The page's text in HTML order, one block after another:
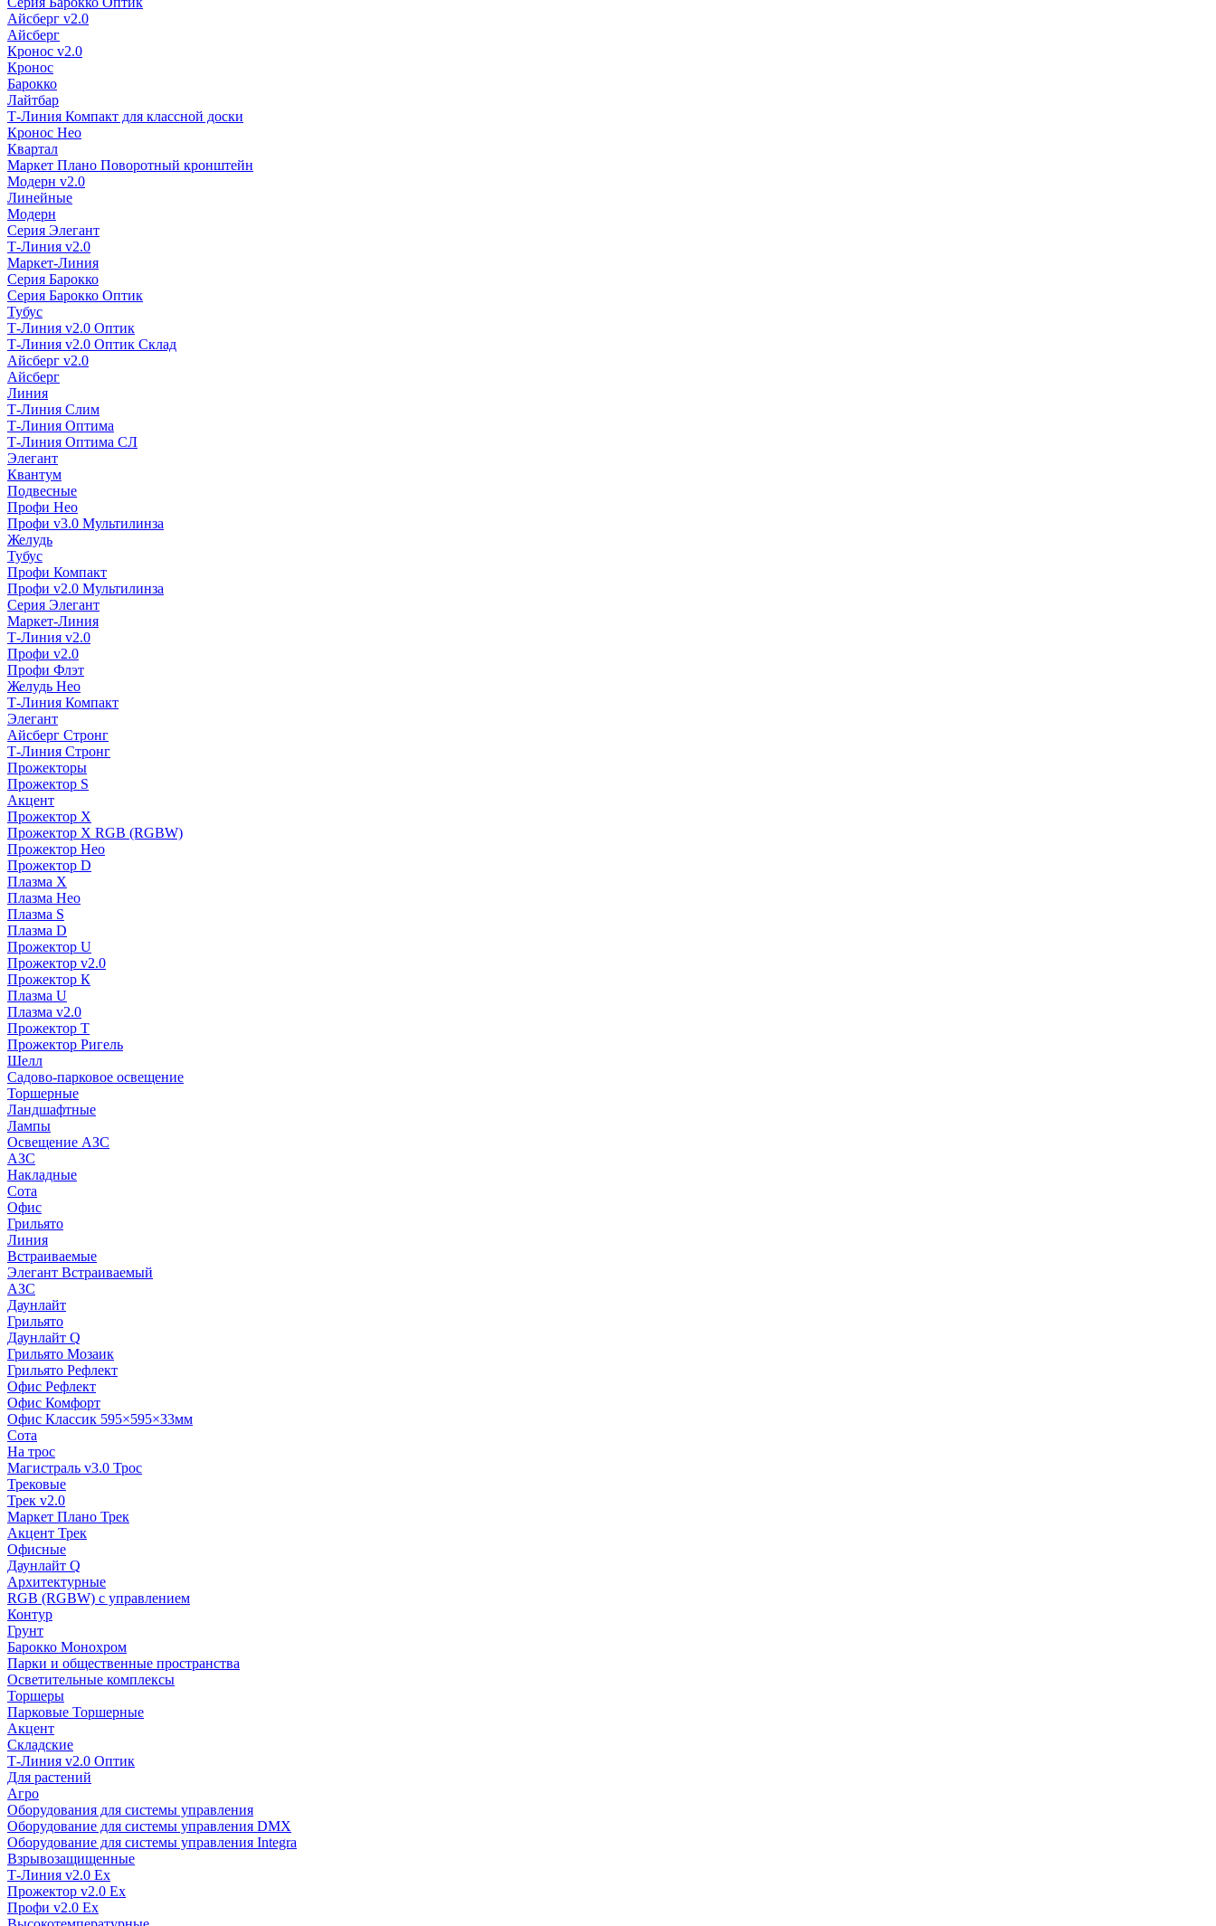
Айсберг v2.0
Айсберг
Кронос v2.0
Кронос
Барокко
Лайтбар
Т-Линия Компакт для классной доски
Кронос Нео
Квартал
Маркет Плано Поворотный кронштейн
Модерн v2.0
Линейные
Модерн
Серия Элегант
Т-Линия v2.0
Маркет-Линия
Серия Барокко
Серия Барокко Оптик
Тубус
Т-Линия v2.0 Оптик
Т-Линия v2.0 Оптик Склад
Айсберг v2.0
Айсберг
Линия
Т-Линия Слим
Т-Линия Оптима
Т-Линия Оптима СЛ
Элегант
Квантум
Подвесные
Профи Нео
Профи v3.0 Мультилинза
Желудь
Тубус
Профи Компакт
Профи v2.0 Мультилинза
Серия Элегант
Маркет-Линия
Т-Линия v2.0
Профи v2.0
Профи Флэт
Желудь Нео
Т-Линия Компакт
Элегант
Айсберг Стронг
Т-Линия Стронг
Прожекторы
Прожектор S
Акцент
Прожектор X
Прожектор Х RGB (RGBW)
Прожектор Нео
Прожектор D
Плазма X
Плазма Нео
Плазма S
Плазма D
Прожектор U
Прожектор v2.0
Прожектор К
Плазма U
Плазма v2.0
Прожектор Т
Прожектор Ригель
Шелл
Садово-парковое освещение
Торшерные
Ландшафтные
Лампы
Освещение АЗС
АЗС
Накладные
Сота
Офис
Грильято
Линия
Встраиваемые
Элегант Встраиваемый
АЗС
Даунлайт
Грильято
Даунлайт Q
Грильято Мозаик
Грильято Рефлект
Офис Рефлект
Офис Комфорт
Офис Классик 595×595×33мм
Сота
На трос
Магистраль v3.0 Трос
Трековые
Трек v2.0
Маркет Плано Трек
Акцент Трек
Офисные
Даунлайт Q
Архитектурные
RGB (RGBW) с управлением
Контур
Грунт
Барокко Монохром
Парки и общественные пространства
Осветительные комплексы
Торшеры
Парковые Торшерные
Акцент
Складские
Т-Линия v2.0 Оптик
Для растений
Агро
Оборудования для системы управления
Оборудование для системы управления DMX
Оборудование для системы управления Integra
Взрывозащищенные
Т-Линия v2.0 Ex
Прожектор v2.0 Ex
Профи v2.0 Ex